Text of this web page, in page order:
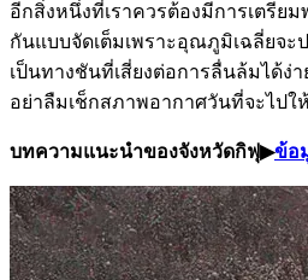
อีกสิ่งหนึ่งที่เราควรต้องมีการเตรีย
กันแบบจัดเต็มเพราะอุณภูมิเฉลี่ยจะ
เป็นทางชันที่เสี่ยงต่อการลื่นล้มได้ง่
อย่าลืมเช็กสภาพอากาศวันที่จะไปใ
บทความแนะนำของจังหวัดกิฟุ▶︎ข้อ